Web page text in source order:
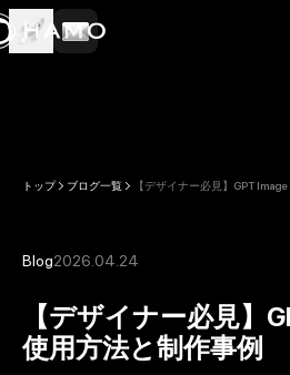
トップ ブログ一覧 【デザイナー必見】GPT
Blog2026.04.24
【デザイナー必見】
使用方法と制作事例